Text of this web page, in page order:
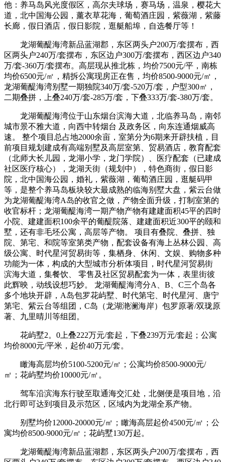
他：养马岛风光度假区，高尔夫球场，赛马场，温泉，樱花大
道，北中国海公园，薰衣草花海，葡萄酒庄园，紫薇湖，紫藤
长廊，假日酒店，假日影院，逛艇船埠，自选餐厅等！
龙湖葡醍海湾新品蓝湖郡，东区两头户200万/套摆布，西
区两头户240万/套摆布，东区边户300万/套摆布，西区边户340
万/套-360万/套摆布。高层现从推北栋，均价7500元/平，南栋
均价6500元/㎡，精拆公寓现房正在售，均价8500-9000元/㎡，
龙湖葡醍海湾别墅一期独院340万/套-520万/套，户型300㎡，
二期叠拼，上叠240万/套-285万/套，下叠333万/套-380万/套。
龙湖葡醍海湾位于山东烟台滨海大道，北临养马岛，南邻
城市景不雅大道，向西中转烟台 及政务区，向东连通烟威高
速。 整个项目总占地2000余亩，室第分为6期来开辟扶植，目
前项目规划建成有高端别墅及高层室第、贸易酒店，教育配套
（北师大长儿园，龙湖小学，龙门学院）、医疗配套（已建成
社区医疗核心），龙湖天街（规划中），特色商街，假日影
院，北中国海公园，婚礼，紫薇湖，葡萄酒庄园，逛艇码甲
等，是整个养马岛板块较大最成熟的临海别墅大盘，紫云台做
为龙湖葡醍海湾A岛的收官之做，产物全面升级，打制室第的
收官标杆；龙湖葡醍海湾一期产物产物有建建面积45平的四时
小院、建建面积100余平的葡醍院落、建建面积近300平的颐和
墅，还有非毛坯公寓，高层等产物。 项目有叠院、叠拼、独
院、第宅、和院等室第类产物，配套设备有海上丛林公园、高
级公寓、时代星河贸易街等，集栖身、休闲、文娱、购物多种
功能为一体，构成的大型城市分析体项目，时代星河贸易街
滨海大道，集餐饮、 零售及社区贸易配套为一体，表里街彼
此辉映，动线设想巧妙。 龙湖葡醍海湾分A、B、C三个岛各
多个地块开辟，A岛包罗花屿墅、时代第宅、时代星河、唐宁
第宅、紫云台等组团，C岛（龙湖滟澜海岸）包罗原著/双珑原
著、九里晴川等组团。
花屿墅2。0上叠222万元/套起，下叠239万元/套起；公寓
均价8000元/平米，起价40万元/套。
瞰海高层均价5100-5200元/㎡；公寓均价8500-9000元/
㎡；花屿墅均价10000元/㎡。
驾车沿滨海东行驶至取通海交汇处，北侧便是项目地，沿
北行即可达到项目及示范区，区域内为龙湖全系产物。
别墅均价12000-20000元/㎡；瞰海高层起价4500元/㎡；公
寓均价8500-9000元/㎡；花屿墅130万起。
龙湖葡醍海湾新品蓝湖郡，东区两头户200万/套摆布，西